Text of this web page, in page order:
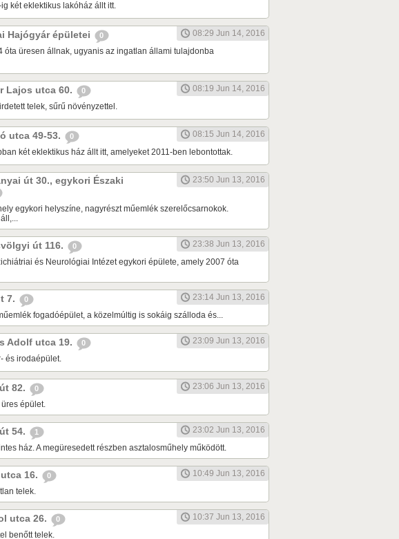
két eklektikus lakóház állt itt.
Hajógyár épületei 0
08:29 Jun 14, 2016
óta üresen állnak, ugyanis az ingatlan állami tulajdonba
Lajos utca 60. 0
08:19 Jun 14, 2016
telek, sűrű növényzettel.
utca 49-53. 0
08:15 Jun 14, 2016
két eklektikus ház állt itt, amelyeket 2011-ben lebontottak.
út 30., egykori Északi
23:50 Jun 13, 2016
egykori helyszíne, nagyrészt műemlék szerelőcsarnokok.
út 116. 0
23:38 Jun 13, 2016
és Neurológiai Intézet egykori épülete, amely 2007 óta
7. 0
23:14 Jun 13, 2016
fogadóépület, a közelmúltig is sokáig szálloda és...
Adolf utca 19. 0
23:09 Jun 13, 2016
és irodaépület.
82. 0
23:06 Jun 13, 2016
épület.
54. 1
23:02 Jun 13, 2016
ház. A megüresedett részben asztalosműhely működött.
16. 0
10:49 Jun 13, 2016
telek.
utca 26. 0
10:37 Jun 13, 2016
benőtt telek.